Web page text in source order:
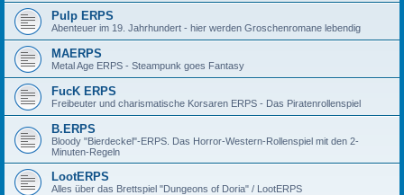
Pulp ERPS
Abenteuer im 19. Jahrhundert - hier werden Groschenromane lebendig
MAERPS
Metal Age ERPS - Steampunk goes Fantasy
FucK ERPS
Freibeuter und charismatische Korsaren ERPS - Das Piratenrollenspiel
B.ERPS
Bloody "Bierdeckel"-ERPS. Das Horror-Western-Rollenspiel mit den 2-
Minuten-Regeln
LootERPS
Alles über das Brettspiel "Dungeons of Doria" / LootERPS